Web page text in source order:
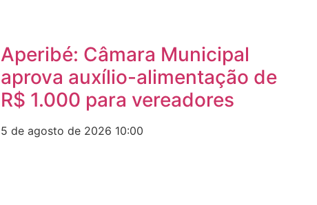
Aperibé: Câmara Municipal
aprova auxílio-alimentação de
R$ 1.000 para vereadores
5 de agosto de 2026 10:00